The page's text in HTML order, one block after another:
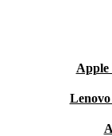
Apple